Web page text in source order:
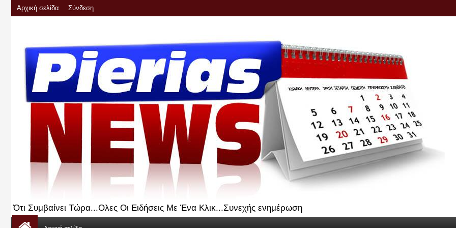
Αρχική σελίδα Σύνδεση
Ότι Συμβαίνει Τώρα...Ολες Οι Ειδήσεις Με Ένα Κλικ...Συνεχής ενημέρωση